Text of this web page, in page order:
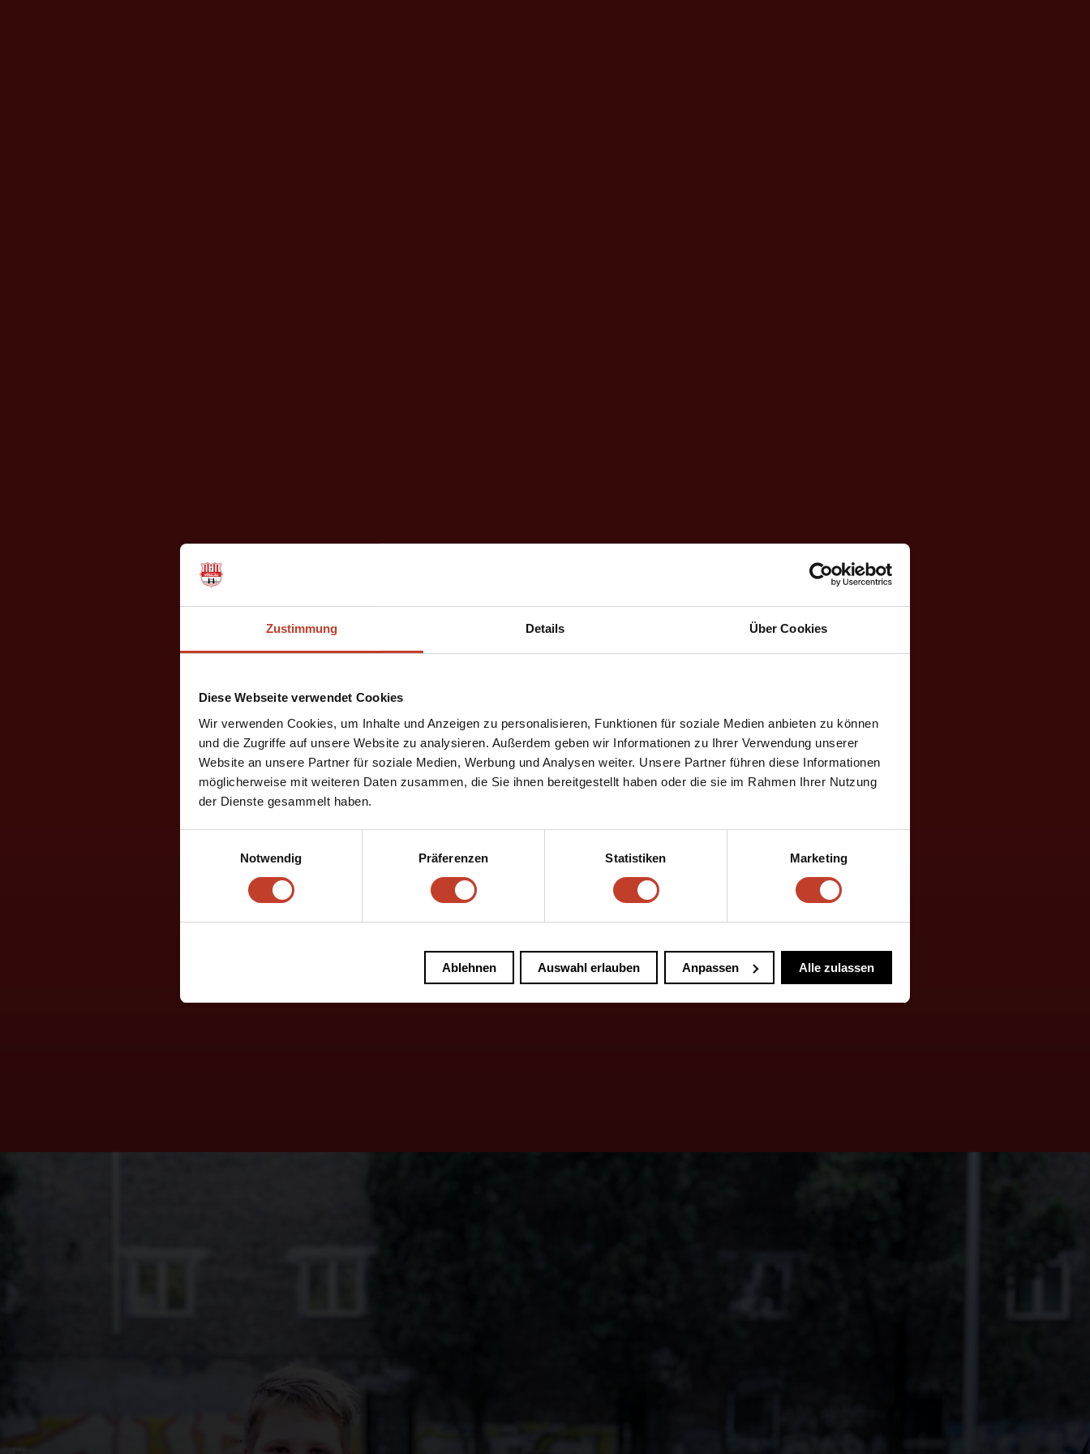
Zustimmung Details Über Cookies
Diese Webseite verwendet Cookies
Wir verwenden Cookies, um Inhalte und Anzeigen zu personalisieren, Funktionen für soziale Medien anbieten zu können
und die Zugriffe auf unsere Website zu analysieren. Außerdem geben wir Informationen zu Ihrer Verwendung unserer
Website an unsere Partner für soziale Medien, Werbung und Analysen weiter. Unsere Partner führen diese Informationen
möglicherweise mit weiteren Daten zusammen, die Sie ihnen bereitgestellt haben oder die sie im Rahmen Ihrer Nutzung
der Dienste gesammelt haben.
Notwendig
Präferenzen Statistiken Marketing
Ablehnen Auswahl erlauben Anpassen Alle zulassen